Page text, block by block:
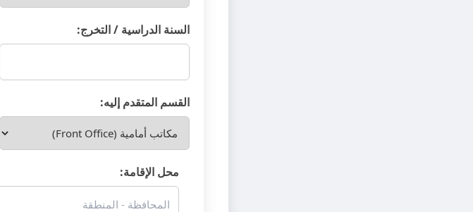
السنة الدراسية / التخرج:
القسم المتقدم إليه:
محل الإقامة: